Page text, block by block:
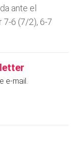
ante el
7-6 (7/2), 6-7
e-mail.